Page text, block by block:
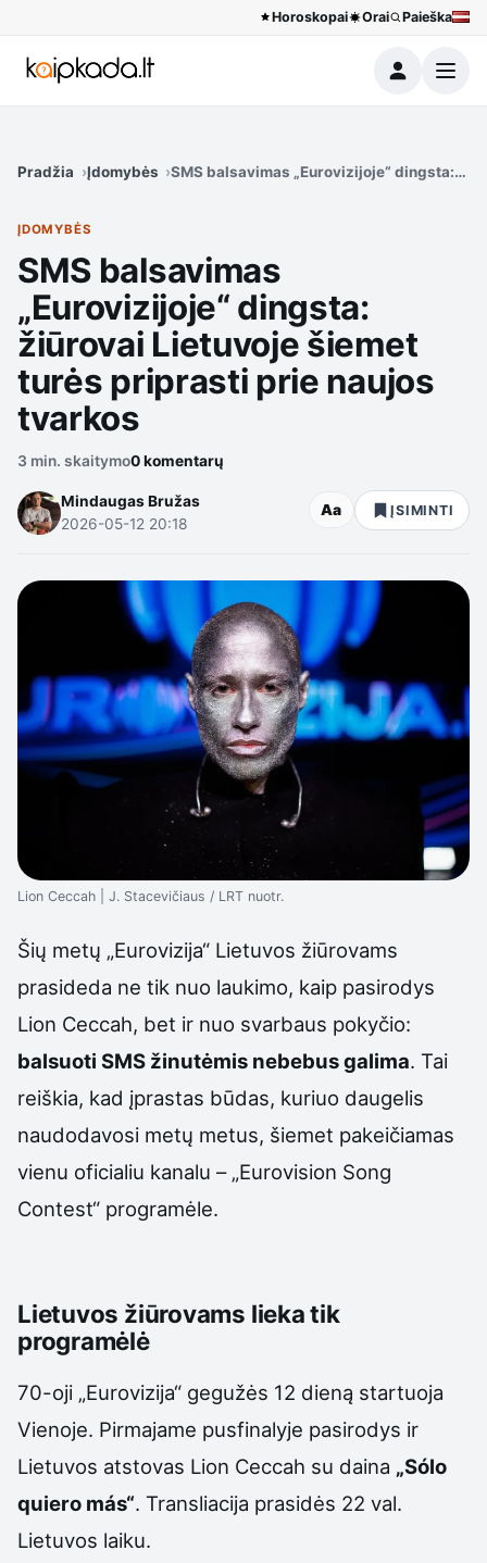
Horoskopai Orai Paieška
Meniu
Pradžia Įdomybės SMS balsavimas „Eurovizijoje“ dingsta:
ĮDOMYBĖS
SMS balsavimas
„Eurovizijoje“ dingsta:
žiūrovai Lietuvoje šiemet
turės priprasti prie naujos
tvarkos
3 min. skaitymo0 komentarų
Mindaugas Bružas
2026-05-12 20:18
Aa ĮSIMINTI
Lion Ceccah | J. Stacevičiaus / LRT nuotr.
Šių metų „Eurovizija“ Lietuvos žiūrovams
prasideda ne tik nuo laukimo, kaip pasirodys
Lion Ceccah, bet ir nuo svarbaus pokyčio:
balsuoti SMS žinutėmis nebebus galima. Tai
reiškia, kad įprastas būdas, kuriuo daugelis
naudodavosi metų metus, šiemet pakeičiamas
vienu oficialiu kanalu – „Eurovision Song
Contest“ programėle.
Lietuvos žiūrovams lieka tik
programėlė
70-oji „Eurovizija“ gegužės 12 dieną startuoja
Vienoje. Pirmajame pusfinalyje pasirodys ir
Lietuvos atstovas Lion Ceccah su daina „Sólo
quiero más“. Transliacija prasidės 22 val.
Lietuvos laiku.